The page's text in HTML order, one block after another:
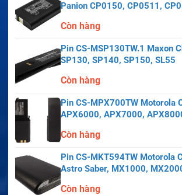
Panion CP0150, CP0511,
Còn hàng
Pin CS-MSP130TW.1 Maxon
SP130, SP140, SP150, SL55
Còn hàng
Pin CS-MPX700TW Motorola
APX6000, APX7000,
Còn hàng
Pin CS-MKT594TW Motorola
Astro Saber, MX1000,
Còn hàng